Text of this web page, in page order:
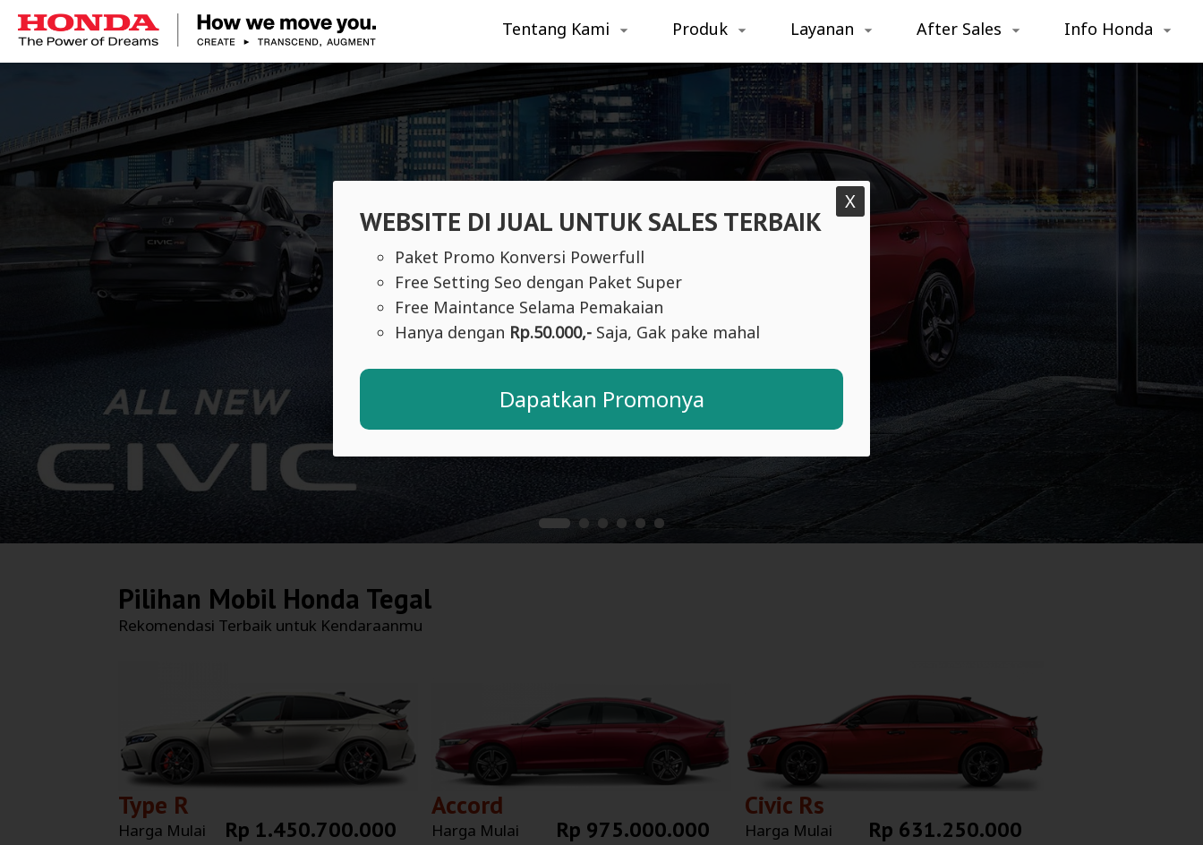
WEBSITE DI JUAL UNTUK SALES TERBAIK
Paket Promo Konversi Powerfull
Free Setting Seo dengan Paket Super
Free Maintance Selama Pemakaian
Hanya dengan Rp.50.000,-Saja, Gak pake mahal
Dapatkan Promonya
X
Tentang Kami Produk Layanan After Sales Info Honda
Dekstop Banner 2
Pilihan Mobil Honda Tegal
Rekomendasi Terbaik untuk Kendaraanmu
Type R
Harga Mulai Rp 1.450.700.000
Accord
Harga Mulai Rp 975.000.000
Civic Rs
Harga Mulai Rp 631.250.000